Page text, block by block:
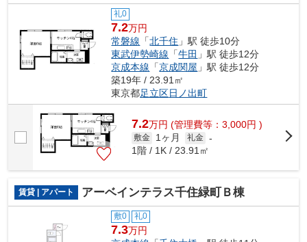
礼0
7.2万円
常磐線 「北千住 」駅 徒歩10分
東武伊勢崎線 「牛田 」駅 徒歩12分
京成本線 「京成関屋 」駅 徒歩12分
築19年 / 23.91㎡
東京都足立区日ノ出町
7.2万円 (管理費等：3,000円 )
敷金 1ヶ月 礼金 -
1階 / 1K / 23.91㎡
賃貸 | アパート アーベインテラス千住緑町Ｂ棟
敷0 礼0
7.3万円